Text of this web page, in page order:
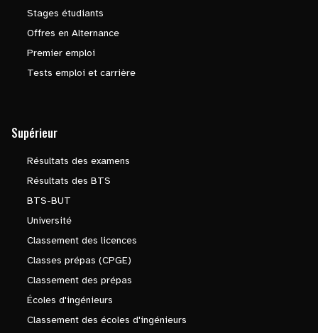
Stages étudiants
Offres en Alternance
Premier emploi
Tests emploi et carrière
Supérieur
Résultats des examens
Résultats des BTS
BTS-BUT
Université
Classement des licences
Classes prépas (CPGE)
Classement des prépas
Écoles d'ingénieurs
Classement des écoles d'ingénieurs